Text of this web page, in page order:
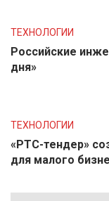
ТЕХНОЛОГИИ
Российские
дня»
ТЕХНОЛОГИИ
«РТС-тендер»
для малого